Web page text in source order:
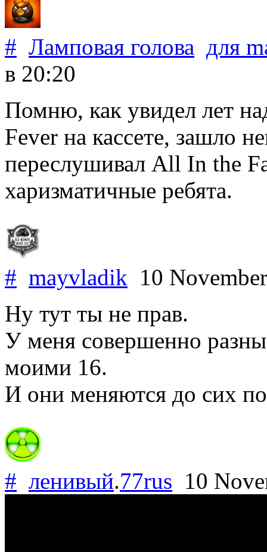
# Ламповая голова для
в 20:20
Помню, как увидел лет
Fever на кассете, зашло
переслушивал All In the
харизматичные ребята.
# mayvladik 10
Ну тут ты не прав.
У меня совершенно
моими 16.
И они меняются до сих
# ленивый.77rus 10